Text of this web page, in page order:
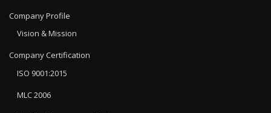
Company Profile
Vision & Mission
Company Certification
ISO 9001:2015
MLC 2006